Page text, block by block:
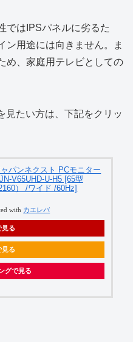
ではIPSパネルに劣るた
ン用途には向きません。ま
め、家庭用テレビとしての
見たい方は、下記をクリッ
パンネクスト PCモニター
V65UHD-U-H5 [65型
） /ワイド /60Hz]
with カエレバ
見る
る
グで見る